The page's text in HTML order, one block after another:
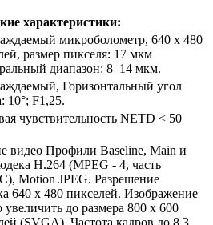
характеристики:
микроболометр, 640 x 480
размер пикселя: 17 мкм
диапазон: 8–14 мкм.
Горизонтальный угол
10°; F1,25.
чувствительность NETD < 50
видео Профили Baseline, Main и
H.264 (MPEG - 4, часть
Motion JPEG. Разрешение
640 x 480 пикселей. Изображение
до размера 800 x 600
(SVGA). Частота кадров до 8,3